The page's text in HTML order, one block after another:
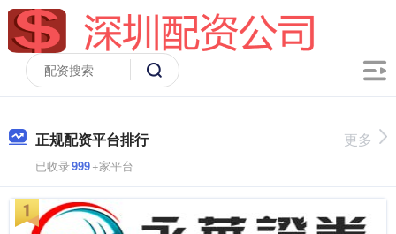
正规配资平台排行
已收录999+家平台
更多